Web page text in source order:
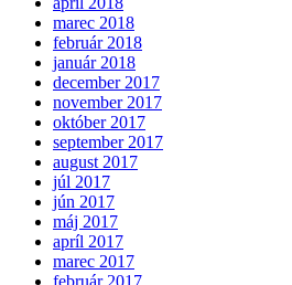
marec 2018
február 2018
január 2018
december 2017
november 2017
október 2017
september 2017
august 2017
júl 2017
jún 2017
máj 2017
apríl 2017
marec 2017
február 2017